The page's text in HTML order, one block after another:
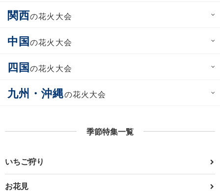
関西の花火大会
中国の花火大会
四国の花火大会
九州・沖縄の花火大会
季節特集一覧
いちご狩り
お花見